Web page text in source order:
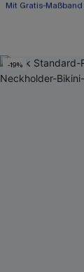
Baumwolle
-19%